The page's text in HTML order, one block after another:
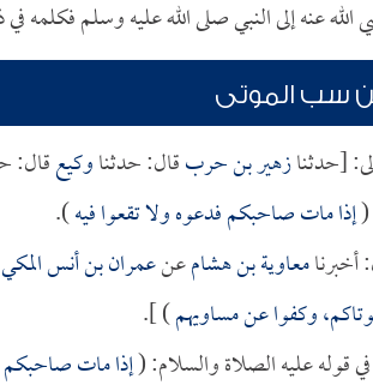
عنه إلى النبي صلى الله عليه وسلم فكلمه
سب الموتى
[حدثنازهير بن حربقال: حدثناوكيعقال:
(إذا مات صاحبكم فدعوه ولا تقعوا فيه).
أخبرنامعاوية بن هشامعنعمران بن أنس المكي
وكفوا عن مساويهم) ].
قوله عليه الصلاة والسلام: (إذا مات صاحبكم